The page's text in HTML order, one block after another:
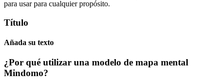
para usar para cualquier propósito.
Título
Añada su texto
¿Por qué utilizar una modelo de mapa mental
Mindomo?